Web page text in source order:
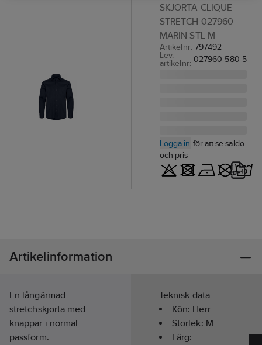
SKJORTA CLIQUE
STRETCH 027960
MARIN STL M
Artikelnr: 797492
Lev.
artikelnr: 027960-580-5
Logga in för att se saldo
och pris
Artikelinformation
En långärmad
stretchskjorta med
knappar i normal
passform.
Teknisk data
Kön: Herr
Storlek: M
Färg: